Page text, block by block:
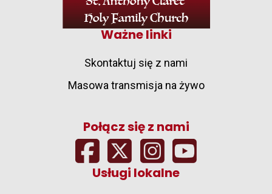
Ważne linki
Skontaktuj się z nami
Masowa transmisja na żywo
Połącz się z nami
Usługi lokalne